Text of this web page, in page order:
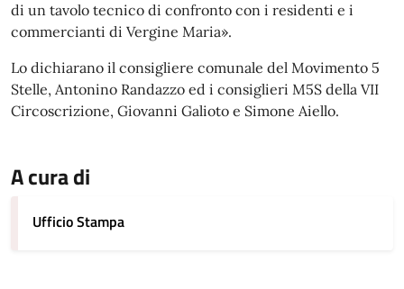
di un tavolo tecnico di confronto con i residenti e i
commercianti di Vergine Maria».
Lo dichiarano il consigliere comunale del Movimento 5
Stelle, Antonino Randazzo ed i consiglieri M5S della VII
Circoscrizione, Giovanni Galioto e Simone Aiello.
A cura di
Ufficio Stampa